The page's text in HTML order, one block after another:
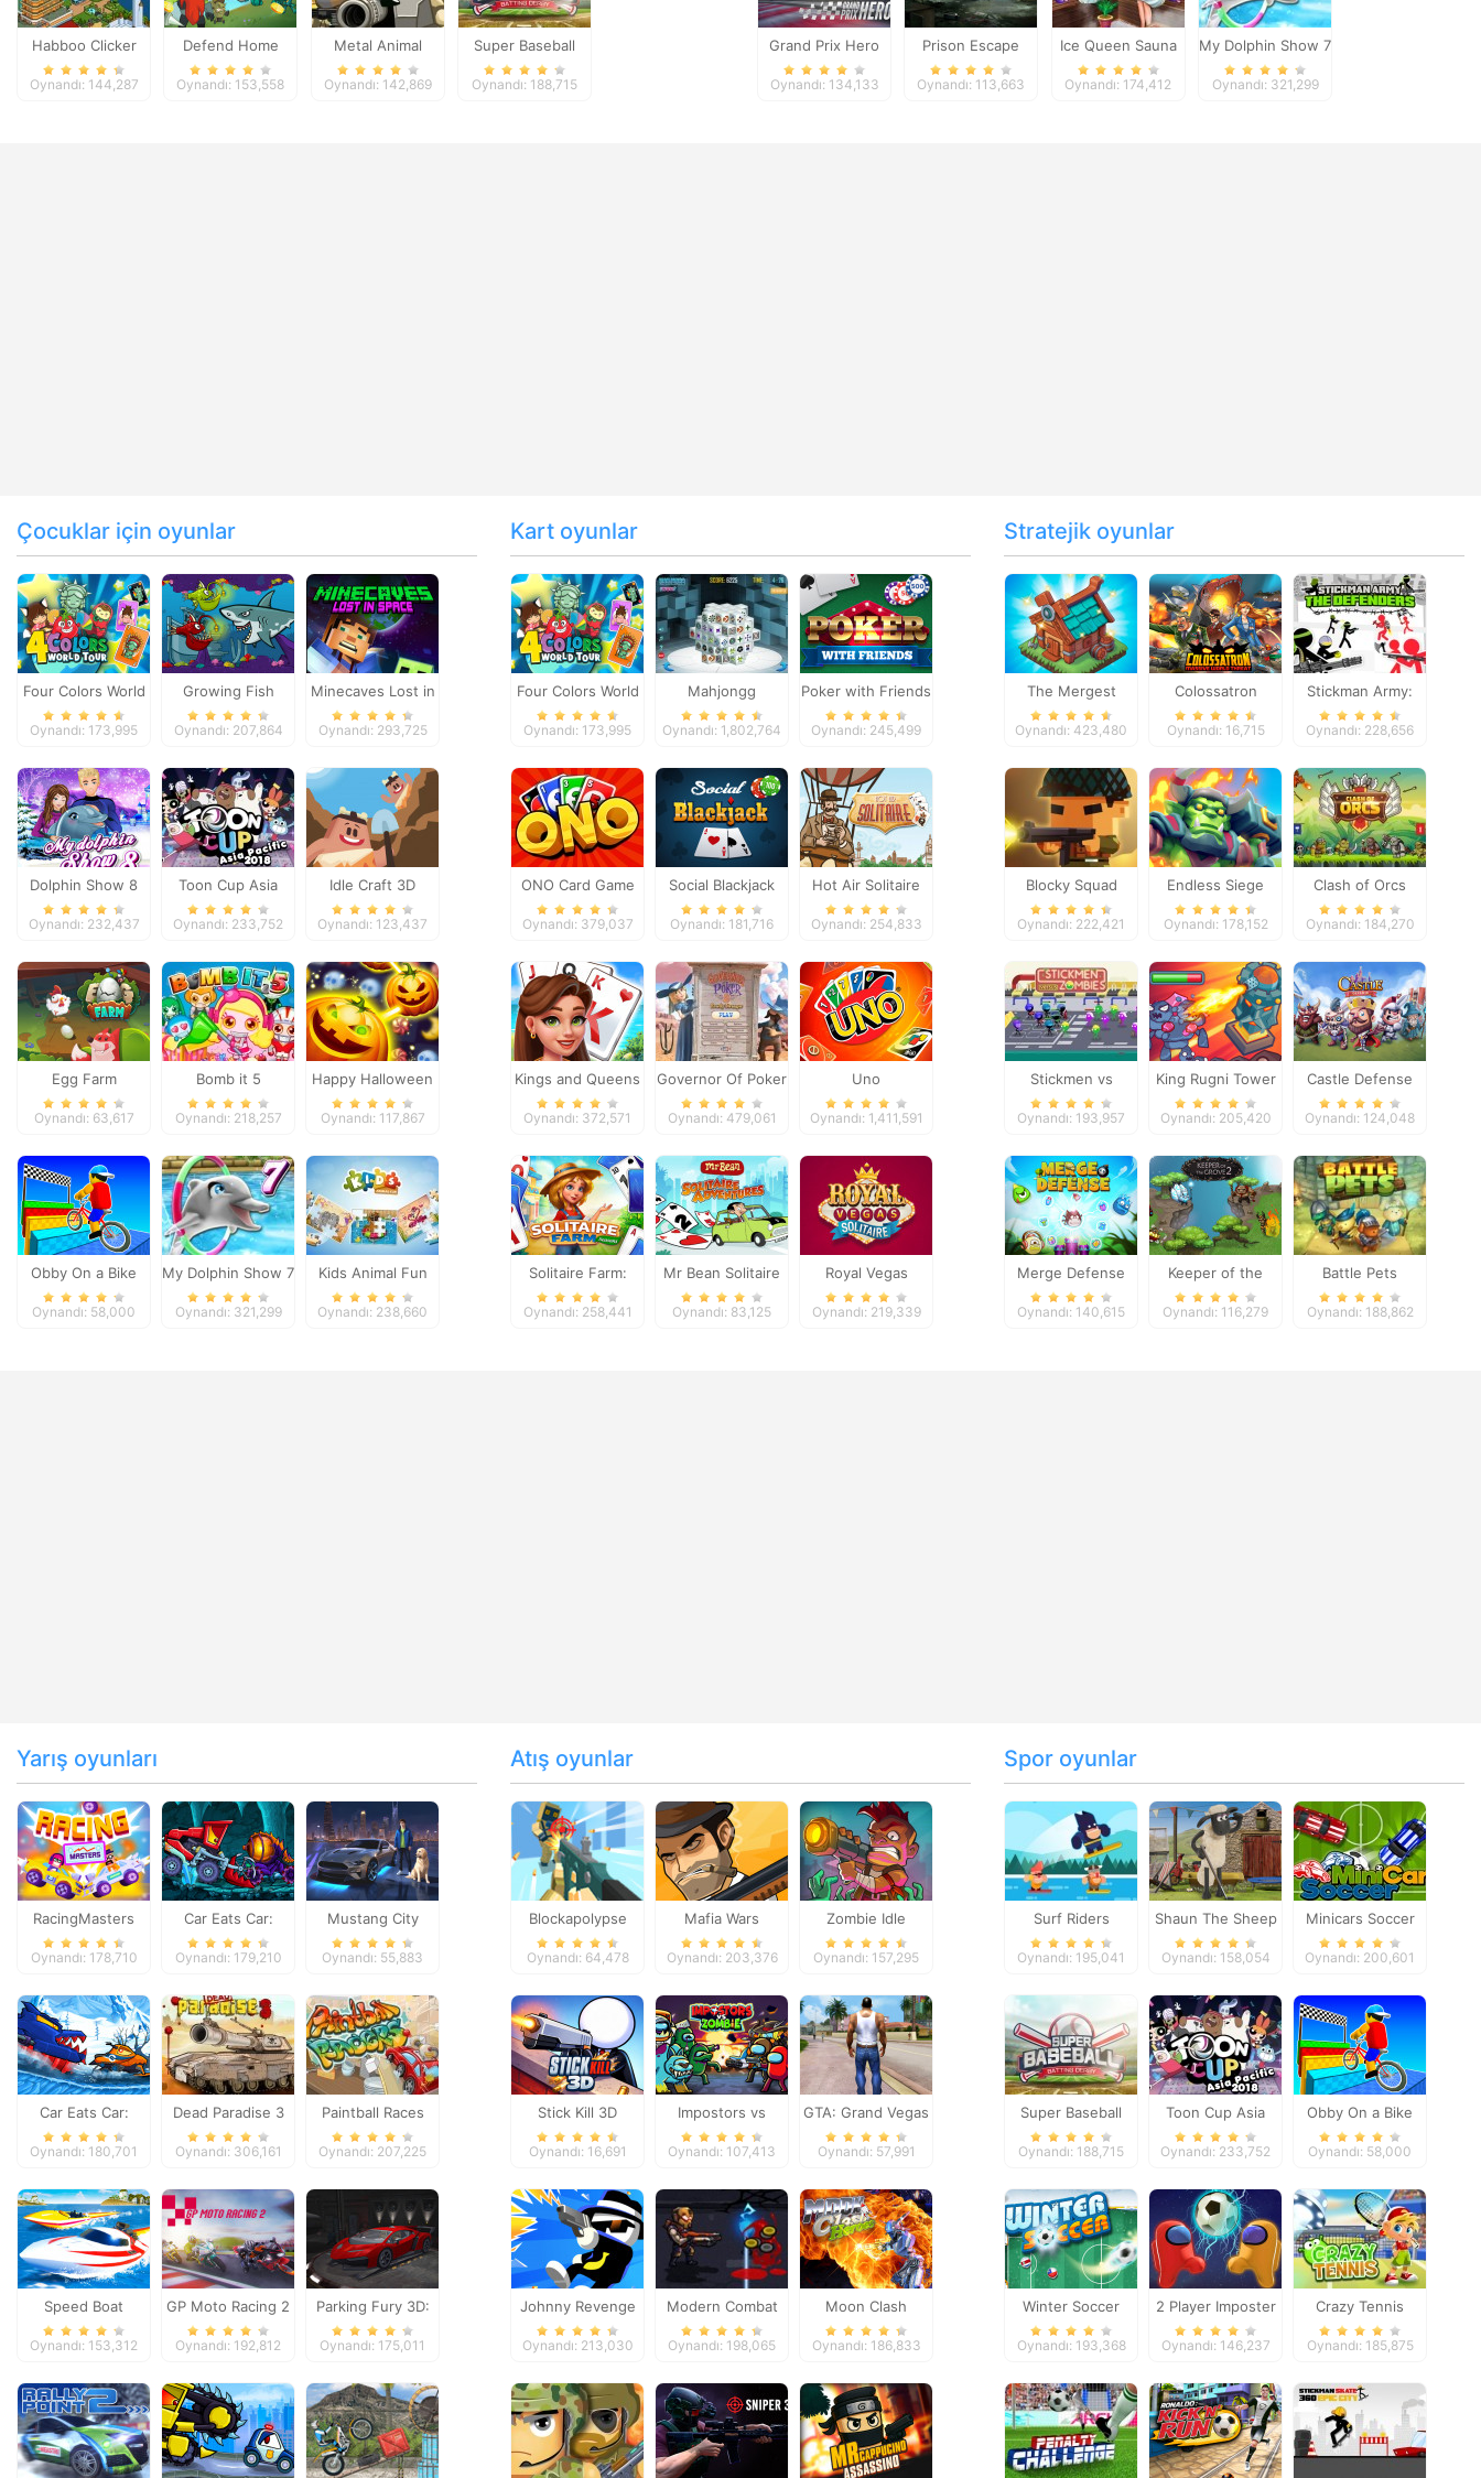
Habboo Clicker
Oynandı: 144,287
Defend Home
Oynandı: 153,558
Metal Animal
Oynandı: 142,869
Super Baseball
Oynandı: 188,715
Grand Prix Hero
Oynandı: 134,133
Prison Escape
Oynandı: 113,663
Ice Queen Sauna
Realife
Oynandı: 174,412
My Dolphin Show 7
Oynandı: 321,299
Çocuklar için oyunlar
Four Colors World
Tour
Oynandı: 173,995
Growing Fish
Oynandı: 207,864
Minecaves Lost in
Space
Oynandı: 293,725
Dolphin Show 8
Oynandı: 232,437
Toon Cup Asia
Pacific 2018
Oynandı: 233,752
Idle Craft 3D
Oynandı: 123,437
Egg Farm
Oynandı: 63,617
Bomb it 5
Oynandı: 218,257
Happy Halloween
Oynandı: 117,867
Obby On a Bike
Oynandı: 58,000
My Dolphin Show 7
Oynandı: 321,299
Kids Animal Fun
Oynandı: 238,660
Kart oyunlar
Four Colors World
Tour
Oynandı: 173,995
Mahjongg
Dimensions
Oynandı: 1,802,764
Poker with Friends
Oynandı: 245,499
ONO Card Game
Oynandı: 379,037
Social Blackjack
Oynandı: 181,716
Hot Air Solitaire
Oynandı: 254,833
Kings and Queens
Solitaire Tripeaks
Oynandı: 372,571
Governor Of Poker
2
Oynandı: 479,061
Uno
Oynandı: 1,411,591
Solitaire Farm:
Seasons
Oynandı: 258,441
Mr Bean Solitaire
Adventures
Oynandı: 83,125
Royal Vegas
Solitaire
Oynandı: 219,339
Stratejik oyunlar
The Mergest
Kingdom
Oynandı: 423,480
Colossatron
Oynandı: 16,715
Stickman Army:
The Defenders
Oynandı: 228,656
Blocky Squad
Oynandı: 222,421
Endless Siege
Oynandı: 178,152
Clash of Orcs
Oynandı: 184,270
Stickmen vs
Zombies
Oynandı: 193,957
King Rugni Tower
Defense
Oynandı: 205,420
Castle Defense
Oynandı: 124,048
Merge Defense
Oynandı: 140,615
Keeper of the
Grove 2
Oynandı: 116,279
Battle Pets
Oynandı: 188,862
Yarış oyunları
RacingMasters
Oynandı: 178,710
Car Eats Car:
Dungeon
Oynandı: 179,210
Mustang City
Driver
Oynandı: 55,883
Car Eats Car:
Winter Adventure
Oynandı: 180,701
Dead Paradise 3
Oynandı: 306,161
Paintball Races
Oynandı: 207,225
Speed Boat
Extreme Racing
Oynandı: 153,312
GP Moto Racing 2
Oynandı: 192,812
Parking Fury 3D:
Night Thief
Oynandı: 175,011
Atış oyunlar
Blockapolypse
Zombie Shooter
Oynandı: 64,478
Mafia Wars
Oynandı: 203,376
Zombie Idle
Defense Online
Oynandı: 157,295
Stick Kill 3D
Oynandı: 16,691
Impostors vs
Zombies: Survival
Oynandı: 107,413
GTA: Grand Vegas
Crime
Oynandı: 57,991
Johnny Revenge
Oynandı: 213,030
Modern Combat
Defense
Oynandı: 198,065
Moon Clash
Heroes
Oynandı: 186,833
Spor oyunlar
Surf Riders
Oynandı: 195,041
Shaun The Sheep
Baahmy Golf
Oynandı: 158,054
Minicars Soccer
Oynandı: 200,601
Super Baseball
Oynandı: 188,715
Toon Cup Asia
Pacific 2018
Oynandı: 233,752
Obby On a Bike
Oynandı: 58,000
Winter Soccer
Oynandı: 193,368
2 Player Imposter
Soccer
Oynandı: 146,237
Crazy Tennis
Oynandı: 185,875